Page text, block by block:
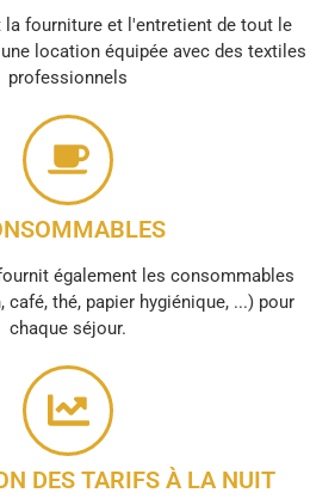
fourniture et l'entretient de tout le
location équipée avec des textiles
professionnels
également les consommables
café, thé, papier hygiénique, ...) pour
chaque séjour.
DES TARIFS À LA NUIT